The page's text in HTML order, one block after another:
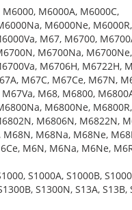
M6000, M6000A, M6000C,
M6000Ne, M6000R,
M67, M6700,
M6700Na,
M6706H, M6722H,
M67C, M67Ce, M67N,
M68, M6800,
M6800Ne,
M6806N, M6822N,
M68Na, M68Ne,
M6N, M6Na, M6Ne,
S1000A, S1000B,
S1300N, S13A, S13B,